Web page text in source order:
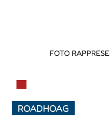
FOTO
▀
ROADHOAG